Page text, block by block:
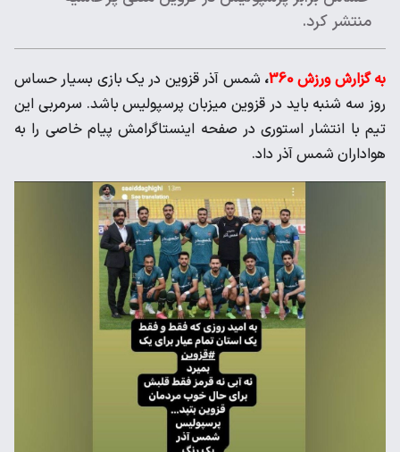
منتشر کرد.
به گزارش ورزش 360 ، شمس آذر قزوین در یک بازی بسیار حساس
روز سه شنبه باید در قزوین میزبان پرسپولیس باشد. سرمربی این
تیم با انتشار استوری در صفحه اینستاگرامش پیام خاصی را به
هواداران شمس آذر داد.